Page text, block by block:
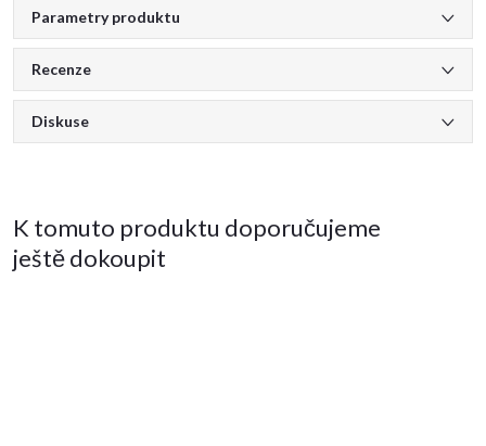
Parametry produktu
Recenze
Diskuse
K tomuto produktu doporučujeme
ještě dokoupit